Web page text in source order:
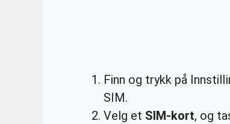
Finn og trykk på
SIM.
Velg et SIM-kort, og